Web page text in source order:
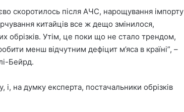
скоротилось після АЧС, нарощування імпорту
китайців все ж дещо змінилося,
обрізків. Утім, це поки що не стало трендом,
менш відчутним дефіцит м’яса в країні”, –
Бейрд.
на думку експерта, постачальники обрізків